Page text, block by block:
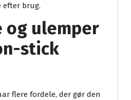
brug.
og ulemper
stick
flere fordele, der gør den